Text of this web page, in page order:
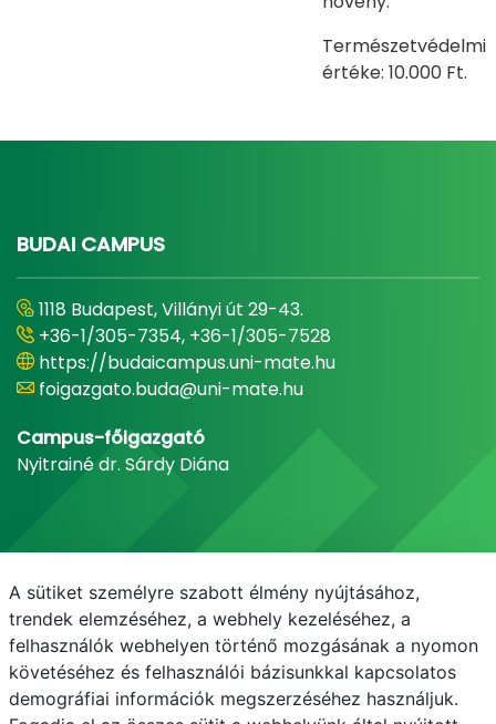
Természetvédelmi
értéke: 10.000 Ft.
BUDAI CAMPUS
1118 Budapest, Villányi út 29-43.
+36-1/305-7354, +36-1/305-7528
https://budaicampus.uni-mate.hu
foigazgato.buda@uni-mate.hu
Campus-főigazgató
Nyitrainé dr. Sárdy Diána
E-mail Telefonkönyv NEPTUN E-learning
A sütiket személyre szabott élmény nyújtásához,
trendek elemzéséhez, a webhely kezeléséhez, a
felhasználók webhelyen történő mozgásának a nyomon
követéséhez és felhasználói bázisunkkal kapcsolatos
demográfiai információk megszerzéséhez használjuk.